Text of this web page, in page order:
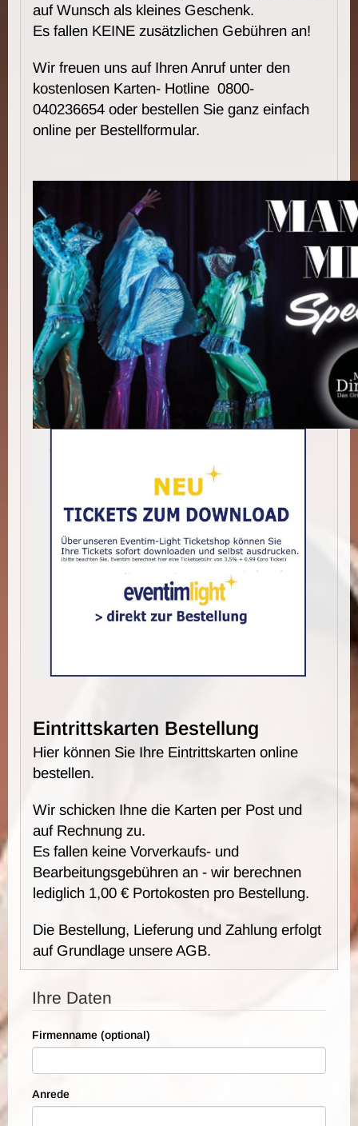
auf Wunsch als kleines Geschenk.
Es fallen KEINE zusätzlichen Gebühren an!
Wir freuen uns auf Ihren Anruf unter den
kostenlosen Karten- Hotline 0800-
040236654 oder bestellen Sie ganz einfach
online per Bestellformular.
Eintrittskarten Bestellung
Hier können Sie Ihre Eintrittskarten online
bestellen.
Wir schicken Ihne die Karten per Post und
auf Rechnung zu.
Es fallen keine Vorverkaufs- und
Bearbeitungsgebühren an - wir berechnen
lediglich 1,00 € Portokosten pro Bestellung.
Die Bestellung, Lieferung und Zahlung erfolgt
auf Grundlage unsere AGB.
Ihre Daten
Firmenname (optional)
Anrede